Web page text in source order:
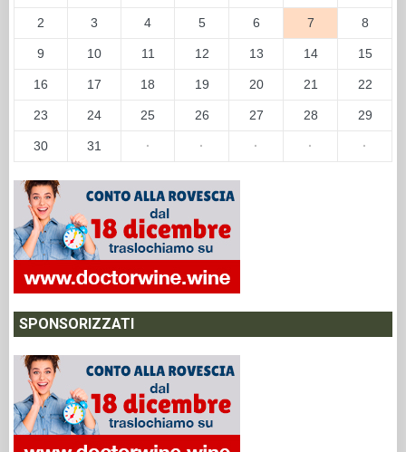
2 3 4 5 6 7 8
9 10 11 12 13 14 15
16 17 18 19 20 21 22
23 24 25 26 27 28 29
30 31 · · · · ·
SPONSORIZZATI